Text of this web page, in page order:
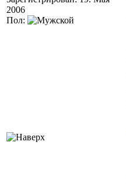
2006
Пол: